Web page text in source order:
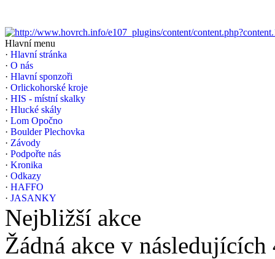
Hlavní menu
· Hlavní stránka
· O nás
· Hlavní sponzoři
· Orlickohorské kroje
· HIS - místní skalky
· Hlucké skály
· Lom Opočno
· Boulder Plechovka
· Závody
· Podpořte nás
· Kronika
· Odkazy
· HAFFO
· JASANKY
Nejbližší akce
Žádná akce v